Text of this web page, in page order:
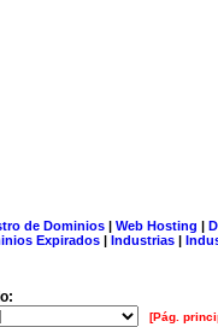
de Dominios| Web Hosting |
Expirados | Industrias |
[Pág.